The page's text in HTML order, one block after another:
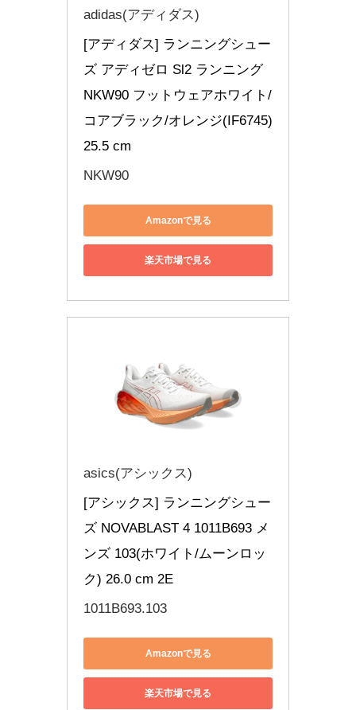
adidas(アディダス)
[アディダス] ランニングシュー
ズ アディゼロ Sl2 ランニング
NKW90 フットウェアホワイト/
コアブラック/オレンジ(IF6745)
25.5 cm
NKW90
Amazonで見る
楽天市場で見る
asics(アシックス)
[アシックス] ランニングシュー
ズ NOVABLAST 4 1011B693 メ
ンズ 103(ホワイト/ムーンロッ
ク) 26.0 cm 2E
1011B693.103
Amazonで見る
楽天市場で見る